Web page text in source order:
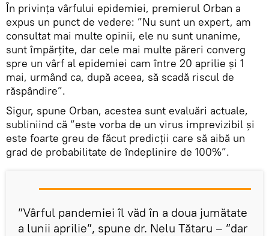
În privința vârfului epidemiei, premierul Orban a
expus un punct de vedere: ”Nu sunt un expert, am
consultat mai multe opinii, ele nu sunt unanime,
sunt împărţite, dar cele mai multe păreri converg
spre un vârf al epidemiei cam între 20 aprilie şi 1
mai, urmând ca, după aceea, să scadă riscul de
răspândire”.
Sigur, spune Orban, acestea sunt evaluări actuale,
subliniind că ”este vorba de un virus imprevizibil şi
este foarte greu de făcut predicţii care să aibă un
grad de probabilitate de îndeplinire de 100%”.
”Vârful pandemiei îl văd în a doua jumătate
a lunii aprilie”, spune dr. Nelu Tătaru – ”dar